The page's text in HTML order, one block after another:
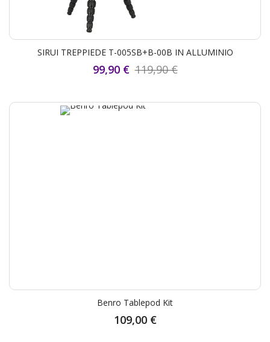
SIRUI TREPPIEDE T-005SB+B-00B IN ALLUMINIO
99,90 € 119,90 €
Benro Tablepod Kit
109,00 €